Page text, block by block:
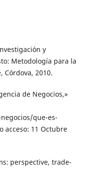
y
Metodología para la
Córdova, 2010.
de Negocios,»
que-es-
acceso: 11 Octubre
perspective, trade-